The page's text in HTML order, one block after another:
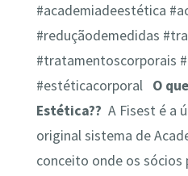
‪#‎academiadeestética‬
‪#‎reduçãodemedidas‬
‪#‎tratamentoscorporais‬
‪#‎estéticacorporal‬ O
Estética?? A Fisest é a
original sistema de
conceito onde os sócios